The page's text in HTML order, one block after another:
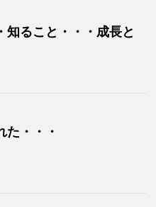
知ること・・・成長と
た・・・